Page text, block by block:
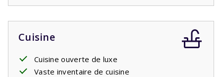
Cuisine
Cuisine ouverte de luxe
Vaste inventaire de cuisine